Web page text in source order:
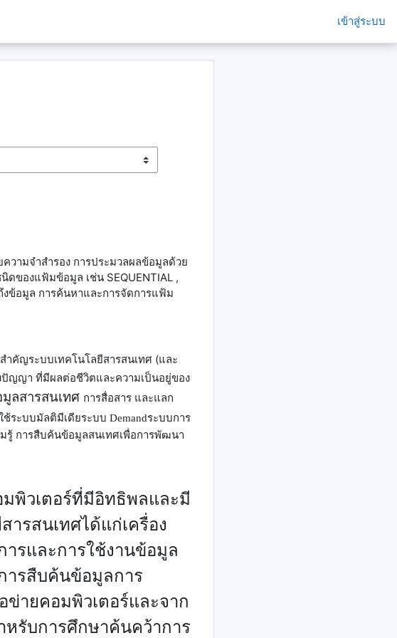
เข้าสู่ระบบ
ามจำสำรอง การประมวลผลข้อมูลด้วย
ของแฟ้มข้อมูล เช่น SEQUENTIAL ,
ถึงข้อมูล การค้นหาและการจัดการแฟ้ม
ำคัญระบบเทคโนโลยีสารสนเทศ (และ
ญญา ที่มีผลต่อชีวิตและความเป็นอยู่ของ
ลสารสนเทศ การสื่อสาร และแลก
ช้ระบบมัลติมีเดียระบบ Demandระบบการ
รู้ การสืบค้นข้อมูลสนเทศเพื่อการพัฒนา
มพิวเตอร์ที่มีอิทธิพลและมี
ารสนเทศได้แก่เครื่อง
ารและการใช้งานข้อมูล
ารสืบค้นข้อมูลการ
ข่ายคอมพิวเตอร์และจาก
หรับการศึกษาค้นคว้าการ